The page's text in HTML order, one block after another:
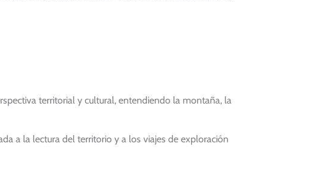
territorial y cultural, entendiendo la montaña, la
a la lectura del territorio y a los viajes de exploración